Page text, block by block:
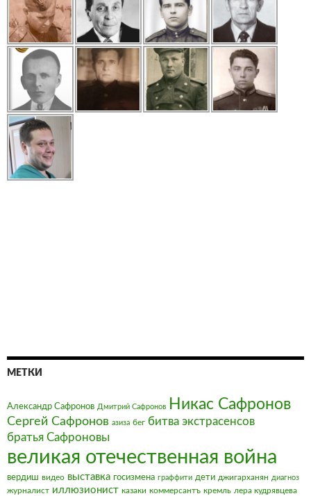
МЕТКИ
Александр Сафронов Дмитрий Сафронов Никас Сафронов
Сергей Сафронов азиза бег битва экстрасенсов
братья Сафроновы
великая отечественная война
вердиш видео выставка госизмена граффити дети джигарханян диагноз
журналист иллюзионист казаки коммерсантъ кремль лера кудрявцева